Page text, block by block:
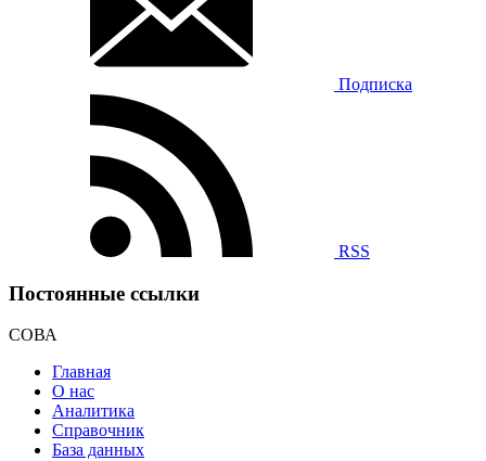
Подписка
RSS
Постоянные ссылки
СОВА
Главная
О нас
Аналитика
Справочник
База данных